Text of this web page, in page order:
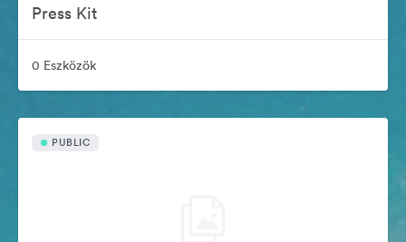
Press Kit
0 Eszközök
PUBLIC